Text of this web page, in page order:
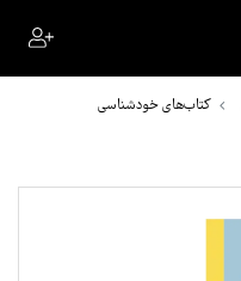
کتاب‌های خودشناسی